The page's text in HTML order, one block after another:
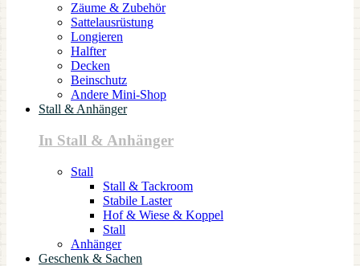
Zäume & Zubehör
Sattelausrüstung
Longieren
Halfter
Decken
Beinschutz
Andere Mini-Shop
Stall & Anhänger
In Stall & Anhänger
Stall
Stall & Tackroom
Stabile Laster
Hof & Wiese & Koppel
Stall
Anhänger
Geschenk & Sachen